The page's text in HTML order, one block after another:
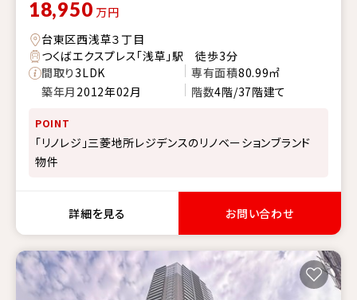
18,950 万円
台東区西浅草３丁目
つくばエクスプレス「浅草」駅 徒歩3分
間取り3LDK 専有面積80.99㎡
築年月 2012年02月 階数4階/37階建て
POINT
「リノレジ」三菱地所レジデンスのリノベーションブランド
物件
詳細を見る お問い合わせ